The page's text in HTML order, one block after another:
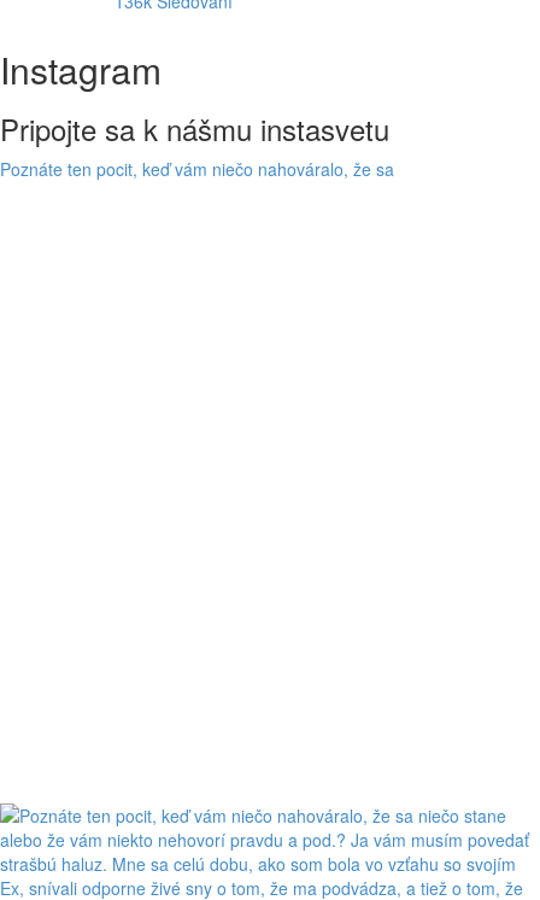
Instagram
Pripojte sa k nášmu instasvetu
Poznáte ten pocit, keď vám niečo nahováralo, že sa